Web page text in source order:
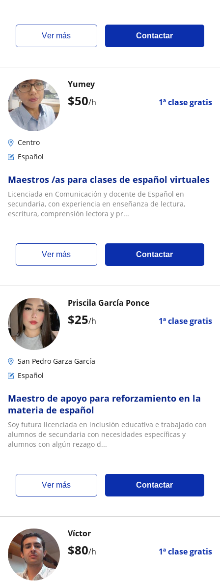
ver más Contactar
$50/h 1ª clase gratis
Yumey
Centro
Español
Maestros /as para clases de español virtuales
Licenciada en Comunicación y docente de Español en
secundaria, con experiencia en enseñanza de lectura,
escritura, comprensión lectora y pr...
ver más Contactar
$25/h 1ª clase gratis
Priscila García Ponce
San Pedro Garza García
Español
Maestro de apoyo para reforzamiento en la
materia de español
Soy futura licenciada en inclusión educativa e trabajado con
alumnos de secundaria con necesidades específicas y
alumnos con algún rezago d...
ver más Contactar
$80/h 1ª clase gratis
Víctor